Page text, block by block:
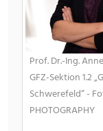
Prof. Dr.-Ing.
GFZ-Sektion 1.2
Schwerefeld“ -
PHOTOGRAPHY